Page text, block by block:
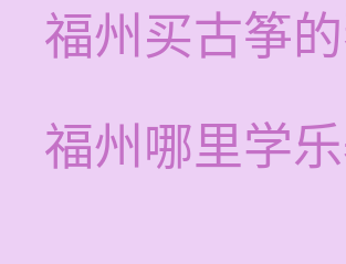
福州买古筝
福州哪里学